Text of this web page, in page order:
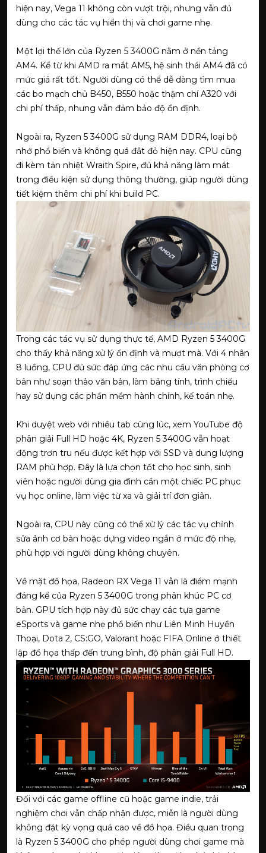
hiện nay, Vega 11 không còn vượt trội, nhưng vẫn đủ
dùng cho các tác vụ hiển thị và chơi game nhẹ.
Một lợi thế lớn của Ryzen 5 3400G nằm ở nền tảng
AM4. Kể từ khi AMD ra mắt AM5, hệ sinh thái AM4 đã có
mức giá rất tốt. Người dùng có thể dễ dàng tìm mua
các bo mạch chủ B450, B550 hoặc thậm chí A320 với
chi phí thấp, nhưng vẫn đảm bảo độ ổn định.
Ngoài ra, Ryzen 5 3400G sử dụng RAM DDR4, loại bộ
nhớ phổ biến và không quá đắt đỏ hiện nay. CPU cũng
đi kèm tản nhiệt Wraith Spire, đủ khả năng làm mát
trong điều kiện sử dụng thông thường, giúp người dùng
tiết kiệm thêm chi phí khi build PC.
Trong các tác vụ sử dụng thực tế, AMD Ryzen 5 3400G
cho thấy khả năng xử lý ổn định và mượt mà. Với 4 nhân
8 luồng, CPU đủ sức đáp ứng các nhu cầu văn phòng cơ
bản như soạn thảo văn bản, làm bảng tính, trình chiếu
hay sử dụng các phần mềm hành chính, kế toán nhẹ.
Khi duyệt web với nhiều tab cùng lúc, xem YouTube độ
phân giải Full HD hoặc 4K, Ryzen 5 3400G vẫn hoạt
động trơn tru nếu được kết hợp với SSD và dung lượng
RAM phù hợp. Đây là lựa chọn tốt cho học sinh, sinh
viên hoặc người dùng gia đình cần một chiếc PC phục
vụ học online, làm việc từ xa và giải trí đơn giản.
Ngoài ra, CPU này cũng có thể xử lý các tác vụ chỉnh
sửa ảnh cơ bản hoặc dựng video ngắn ở mức độ nhẹ,
phù hợp với người dùng không chuyên.
Về mặt đồ họa, Radeon RX Vega 11 vẫn là điểm mạnh
đáng kể của Ryzen 5 3400G trong phân khúc PC cơ
bản. GPU tích hợp này đủ sức chạy các tựa game
eSports và game nhẹ phổ biến như Liên Minh Huyền
Thoại, Dota 2, CS:GO, Valorant hoặc FIFA Online ở thiết
lập đồ họa thấp đến trung bình, độ phân giải Full HD.
Đối với các game offline cũ hoặc game indie, trải
nghiệm chơi vẫn chấp nhận được, miễn là người dùng
không đặt kỳ vọng quá cao về đồ họa. Điều quan trọng
là Ryzen 5 3400G cho phép người dùng chơi game mà